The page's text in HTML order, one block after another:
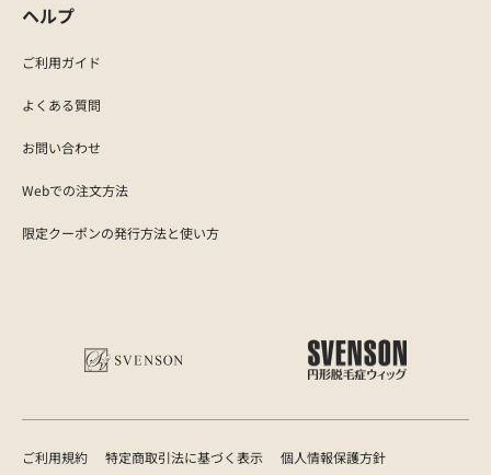
ヘルプ
ご利用ガイド
よくある質問
お問い合わせ
Webでの注文方法
限定クーポンの発行方法と使い方
ご利用規約 特定商取引法に基づく表示 個人情報保護方針